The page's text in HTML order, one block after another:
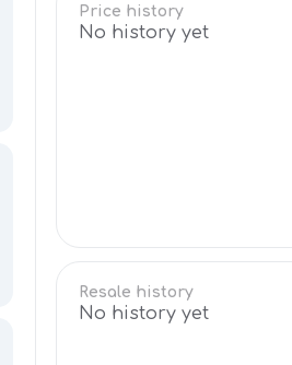
Price history
No history yet
Resale history
No history yet